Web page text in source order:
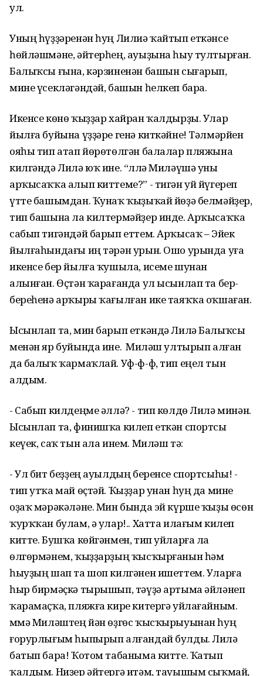
ул.
Уның һүҙҙәренән һуң Лилиә ҡайтып еткәнсе
һөйләшмәне, әйтерһең, ауыҙына һыу тултырған.
Балыҡсы ғына, кәрзиненән башын сығарып,
мине үсекләгәндәй, башын һелкеп бара.
Икенсе көнө ҡыҙҙар хайран ҡалдырҙы. Улар
йылға буйына үҙҙәре генә киткәйне! Тәлмәрйен
ояһы тип атап йөрөтөлгән балалар пляжына
килгәндә Лилә юҡ ине. “Әллә Миләүшә уны
арҡысаҡҡа алып киттеме?” - тигән уй йүгереп
үтте башымдан. Ҡунаҡ ҡыҙыҡай йөҙә белмәйҙер,
тип башына ла килтермәйҙер инде. Арҡысаҡҡа
сабып тигәндәй барып еттем. Арҡысаҡ – Эйек
йылғаһындағы иң тәрән урын. Ошо урында уға
икенсе бер йылға ҡушыла, исеме шунан
алынған. Өҫтән ҡарағанда ул ысынлап та бер-
береһенә арҡыры ҡағылған ике таяҡҡа оҡшаған.
Ысынлап та, мин барып еткәндә Лилә Балыҡсы
менән яр буйында ине. Ә Миләш ултырып алған
да балыҡ ҡармаҡлай. Уф-ф-ф, тип еңел тын
алдым.
- Сабып килдеңме әллә? - тип көлдө Лилә минән.
Ысынлап та, финишҡа килеп еткән спортсы
кеүек, саҡ тын ала инем. Миләш тә:
- Ул бит беҙҙең ауылдың беренсе спортсыһы! -
тип утҡа май өҫтәй. Ҡыҙҙар унан һуң да мине
оҙаҡ мәрәкәләне. Мин бында эй күрше ҡыҙы өсөн
ҡурҡҡан булам, ә улар!.. Хатта илағым килеп
китте. Бушҡа көйгәнмен, тип уйларға ла
өлгөрмәнем, ҡыҙҙарҙың ҡысҡырғанын һәм
һыуҙың шап та шоп килгәнен ишеттем. Уларға
һыр бирмәҫкә тырышып, тәүҙә артыма әйләнеп
ҡарамаҫҡа, пляжға кире китергә уйлағайным.
Әммә Миләштең йән өҙгөс ҡысҡырыуынан һуң
ғорурлығым һыпырып алғандай булды. Лилә
батып бара! Ҡотом табаныма китте. Ҡатып
ҡалдым. Ниҙер әйтергә итәм, тауышым сыҡмай,